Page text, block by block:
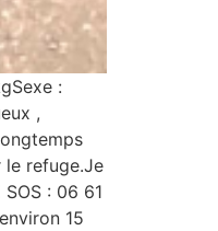
:
,
le refuge.Je
SOS : 06 61
15